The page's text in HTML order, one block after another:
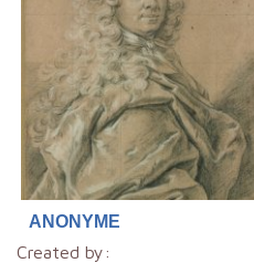
ANONYME
Created by: